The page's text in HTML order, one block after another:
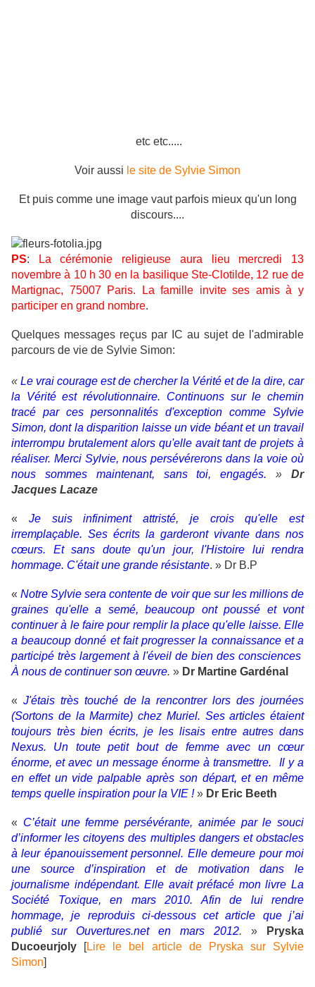
etc etc.....
Voir aussi le site de Sylvie Simon
Et puis comme une image vaut parfois mieux qu'un long
discours....
PS:
La cérémonie religieuse aura lieu mercredi 13
novembre à 10 h 30 en la basilique Ste-Clotilde, 12 rue de
Martignac, 75007 Paris. La famille invite ses amis à y
participer en grand nombre.
Quelques messages reçus par IC au sujet de l'admirable
parcours de vie de Sylvie Simon:
« Le vrai courage est de chercher la Vérité et de la dire, car
la Vérité est révolutionnaire. Continuons sur le chemin
tracé par ces personnalités d'exception comme Sylvie
Simon, dont la disparition laisse un vide béant et un travail
interrompu brutalement alors qu'elle avait tant de projets à
réaliser. Merci Sylvie, nous persévérerons dans la voie où
nous sommes maintenant, sans toi, engagés.»Dr
Jacques Lacaze
« Je suis infiniment attristé, je crois qu'elle est
irremplaçable. Ses écrits la garderont vivante dans nos
cœurs. Et sans doute qu'un jour, l'Histoire lui rendra
hommage. C'était une grande résistante. » Dr B.P
«Notre Sylvie sera contente de voir que sur les millions de
graines qu'elle a semé, beaucoup ont poussé et vont
continuer à le faire pour remplir la place qu'elle laisse. Elle
a beaucoup donné et fait progresser la connaissance et a
participé très largement à l'éveil de bien des consciences
À nous de continuer son œuvre. » Dr Martine Gardénal
« J'étais très touché de la rencontrer lors des journées
(Sortons de la Marmite) chez Muriel. Ses articles étaient
toujours très bien écrits, je les lisais entre autres dans
Nexus. Un toute petit bout de femme avec un cœur
énorme, et avec un message énorme à transmettre.
Il y a
en effet un vide palpable après son départ, et en même
temps quelle inspiration pour la VIE !» Dr Eric Beeth
« C’était une femme persévérante, animée par le souci
d’informer les citoyens des multiples dangers et obstacles
à leur épanouissement personnel. Elle demeure pour moi
une source d’inspiration et de motivation dans le
journalisme indépendant. Elle avait préfacé mon livre La
Société Toxique, en mars 2010. Afin de lui rendre
hommage, je reproduis ci-dessous cet article que j’ai
publié sur Ouvertures.net en mars 2012. »
Pryska
Ducoeurjoly [Lire le bel article de Pryska sur Sylvie
Simon]